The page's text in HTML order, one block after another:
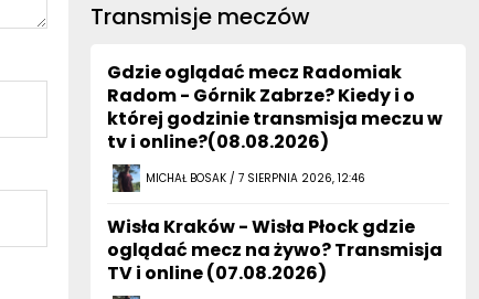
Transmisje meczów
Gdzie oglądać mecz Radomiak
Radom - Górnik Zabrze? Kiedy i o
której godzinie transmisja meczu w
tv i online?(08.08.2026)
MICHAŁ BOSAK / 7 SIERPNIA 2026, 12:46
Wisła Kraków - Wisła Płock gdzie
oglądać mecz na żywo? Transmisja
TV i online (07.08.2026)